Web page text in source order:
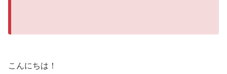
こんにちは！